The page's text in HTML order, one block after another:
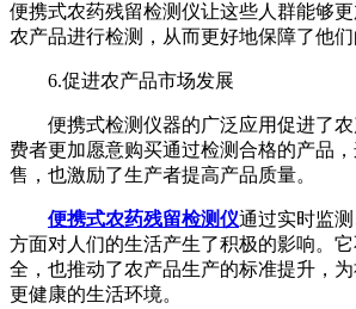
便携式农药残留检测仪让这些人群能够
农产品进行检测，从而更好地保障了他们
6.促进农产品市场发展
便携式检测仪器的广泛应用促进了农
费者更加愿意购买通过检测合格的产品
售，也激励了生产者提高产品质量。
便携式农药残留检测仪通过实时监
方面对人们的生活产生了积极的影响。
全，也推动了农产品生产的标准提升，为
更健康的生活环境。